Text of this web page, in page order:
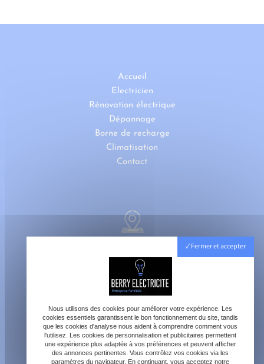
Accueil
Electricien
Rénovation électrique
Dépannage
Borne de recharge
Climatisation
Contact
Fermer et accepter
Nous utilisons des cookies pour améliorer votre expérience. Les
cookies essentiels garantissent le bon fonctionnement du site, tandis
que les cookies d'analyse nous aident à comprendre comment vous
l'utilisez. Les cookies de personnalisation et publicitaires permettent
une expérience plus adaptée à vos préférences et peuvent afficher
des annonces pertinentes. Vous contrôlez vos cookies via les
paramètres du navigateur. En continuant, vous acceptez notre